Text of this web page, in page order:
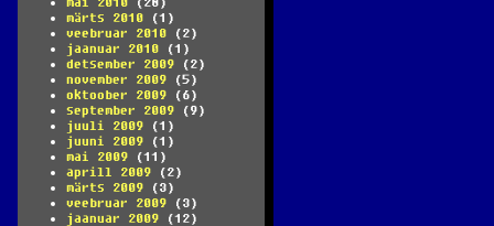
märts 2010 (1)
veebruar 2010 (2)
jaanuar 2010 (1)
detsember 2009 (2)
november 2009 (5)
oktoober 2009 (6)
september 2009 (9)
juuli 2009 (1)
juuni 2009 (1)
mai 2009 (11)
aprill 2009 (2)
märts 2009 (3)
veebruar 2009 (3)
jaanuar 2009 (12)